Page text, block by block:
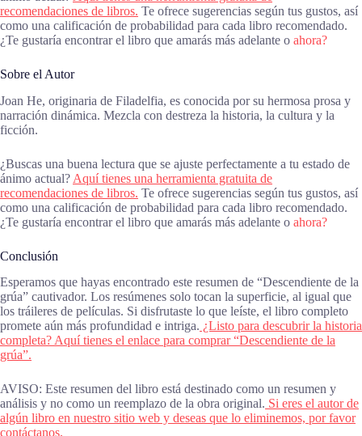
recomendaciones de libros. Te ofrece sugerencias según tus gustos, así
como una calificación de probabilidad para cada libro recomendado.
¿Te gustaría encontrar el libro que amarás más adelante o ahora?
Sobre el Autor
Joan He, originaria de Filadelfia, es conocida por su hermosa prosa y
narración dinámica. Mezcla con destreza la historia, la cultura y la
ficción.
¿Buscas una buena lectura que se ajuste perfectamente a tu estado de
ánimo actual? Aquí tienes una herramienta gratuita de
recomendaciones de libros. Te ofrece sugerencias según tus gustos, así
como una calificación de probabilidad para cada libro recomendado.
¿Te gustaría encontrar el libro que amarás más adelante o ahora?
Conclusión
Esperamos que hayas encontrado este resumen de “Descendiente de la
grúa” cautivador. Los resúmenes solo tocan la superficie, al igual que
los tráileres de películas. Si disfrutaste lo que leíste, el libro completo
promete aún más profundidad e intriga. ¿Listo para descubrir la historia
completa? Aquí tienes el enlace para comprar “Descendiente de la
grúa”.
AVISO: Este resumen del libro está destinado como un resumen y
análisis y no como un reemplazo de la obra original. Si eres el autor de
algún libro en nuestro sitio web y deseas que lo eliminemos, por favor
contáctanos.